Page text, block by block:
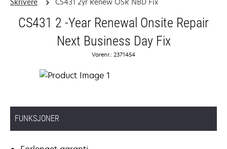
CS431 2 -Year Renewal Onsite Repair
Next Business Day Fix
Varenr.: 2371454
FUNKSJONER